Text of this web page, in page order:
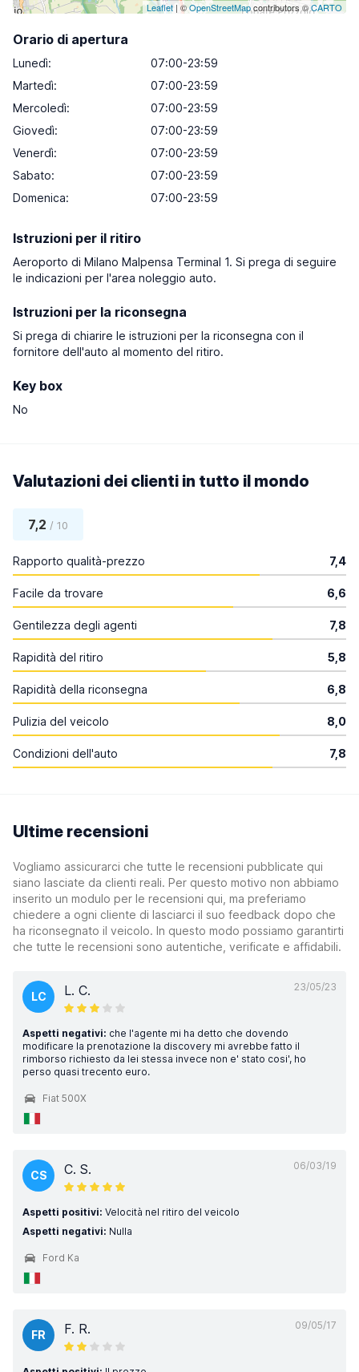
Leaflet | ©OpenStreetMapcontributors ©CARTO
Orario di apertura
Lunedì:
07:00-23:59
Martedì:
07:00-23:59
Mercoledì:
07:00-23:59
Giovedì:
07:00-23:59
Venerdì:
07:00-23:59
Sabato:
07:00-23:59
Domenica: 07:00-23:59
Istruzioni per il ritiro
Aeroporto di Milano Malpensa Terminal 1. Si prega di seguire
le indicazioni per l'area noleggio auto.
Istruzioni per la riconsegna
Si prega di chiarire le istruzioni per la riconsegna con il
fornitore dell'auto al momento del ritiro.
Key box
No
Valutazioni dei clienti in tutto il mondo
7,2 / 10
Rapporto qualità-prezzo 7,4
Facile da trovare 6,6
Gentilezza degli agenti 7,8
Rapidità del ritiro 5,8
Rapidità della riconsegna 6,8
Pulizia del veicolo 8,0
Condizioni dell'auto 7,8
Ultime recensioni
Vogliamo assicurarci che tutte le recensioni pubblicate qui
siano lasciate da clienti reali. Per questo motivo non abbiamo
inserito un modulo per le recensioni qui, ma preferiamo
chiedere a ogni cliente di lasciarci il suo feedback dopo che
ha riconsegnato il veicolo. In questo modo possiamo garantirti
che tutte le recensioni sono autentiche, verificate e affidabili.
23/05/23
LC L. C.
Aspetti negativi: che l'agente mi ha detto che dovendo
modificare la prenotazione la discovery mi avrebbe fatto il
rimborso richiesto da lei stessa invece non e' stato cosi', ho
perso quasi trecento euro.
Fiat 500X
06/03/19
CS C. S.
Aspetti positivi: Velocità nel ritiro del veicolo
Aspetti negativi: Nulla
Ford Ka
09/05/17
FR F. R.